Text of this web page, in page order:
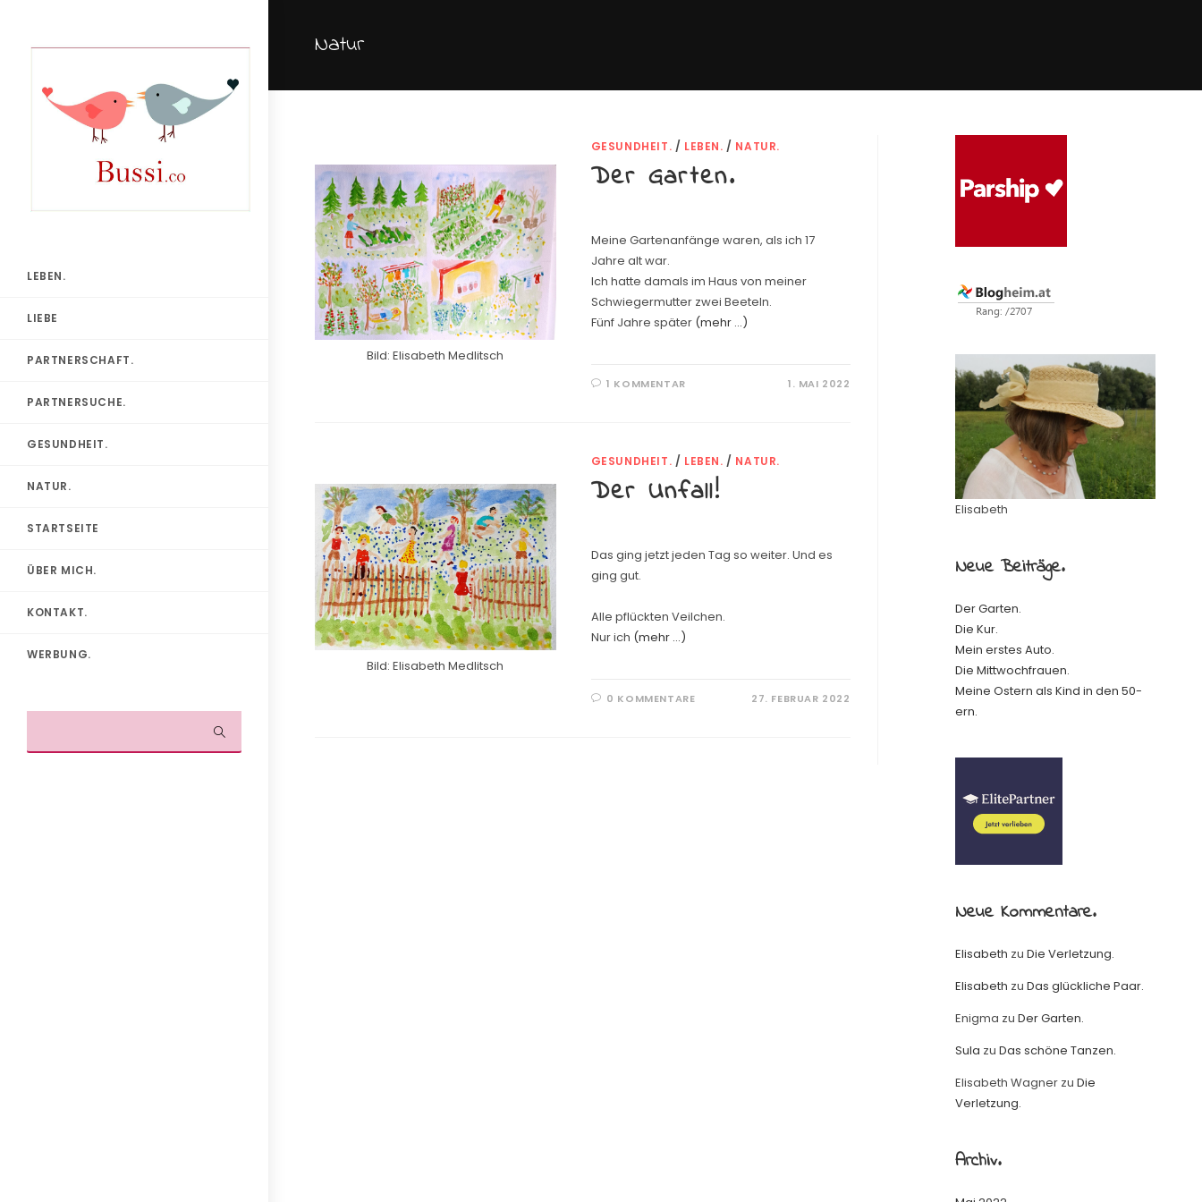
LEBEN.
LIEBE
PARTNERSCHAFT.
PARTNERSUCHE.
GESUNDHEIT.
NATUR.
STARTSEITE
ÜBER MICH.
KONTAKT.
WERBUNG.
Natur
Bild: Elisabeth Medlitsch
GESUNDHEIT. / LEBEN. / NATUR.
Der Garten.
Meine Gartenanfänge waren, als ich 17
Jahre alt war.
Ich hatte damals im Haus von meiner
Schwiegermutter zwei Beeteln.
Fünf Jahre später (mehr …)
1 KOMMENTAR 1. MAI 2022
Bild: Elisabeth Medlitsch
GESUNDHEIT. / LEBEN. / NATUR.
Der Unfall!
Das ging jetzt jeden Tag so weiter. Und es
ging gut.
Alle pflückten Veilchen.
Nur ich (mehr …)
0 KOMMENTARE 27. FEBRUAR 2022
Elisabeth
Neue Beiträge.
Der Garten.
Die Kur.
Mein erstes Auto.
Die Mittwochfrauen.
Meine Ostern als Kind in den 50-
ern.
Neue Kommentare.
Elisabeth zuDie Verletzung.
Elisabeth zuDas glückliche Paar.
Enigma zuDer Garten.
Sula zuDas schöne Tanzen.
Elisabeth Wagner zuDie
Verletzung.
Archiv.